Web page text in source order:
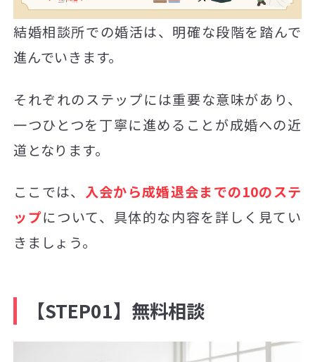
結婚相談所での婚活は、明確な段階を踏んで
進んでいきます。
それぞれのステップには重要な意味があり、
一つひとつを丁寧に進めることが成婚への近
道となります。
ここでは、 入会から成婚退会までの10のステ
ップについて、具体的な内容を詳しく見てい
きましょう。
【STEP01】無料相談